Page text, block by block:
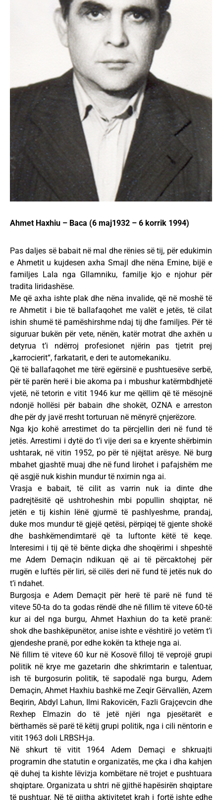
Ahmet Haxhiu – Baca (6 maj1932 – 6 korrik 1994)
Pas daljes së babait në mal dhe rënies së tij, për edukimin
e Ahmetit u kujdesen axha Smajl dhe nëna Emine, bijë e
familjes Lala nga Gllamniku, familje kjo e njohur për
tradita liridashëse.
Me që axha ishte plak dhe nëna invalide, që në moshë të
re Ahmetit i bie të ballafaqohet me valët e jetës, të cilat
ishin shumë të pamëshirshme ndaj tij dhe familjes. Për të
siguruar bukën për vete, nënën, katër motrat dhe axhën u
detyrua t’i ndërroj profesionet njërin pas tjetrit prej
„karrocierit“, farkatarit, e deri te automekaniku.
Që të ballafaqohet me tërë egërsinë e pushtuesëve serbë,
për të parën herë i bie akoma pa i mbushur katërmbdhjetë
vjetë, në tetorin e vitit 1946 kur me qëllim që të mësojnë
ndonjë hollësi për babain dhe shokët, OZNA e arreston
dhe për dy javë rresht torturuan në mënyrë çnjerëzore.
Nga kjo kohë arrestimet do ta përcjellin deri në fund të
jetës. Arrestimi i dytë do t’i vije deri sa e kryente shërbimin
ushtarak, në vitin 1952, po për të njëjtat arësye. Në burg
mbahet gjashtë muaj dhe në fund lirohet i pafajshëm me
që asgjë nuk kishin mundur të nxirnin nga ai.
Vrasja e babait, të cilit as varrin nuk ia dinte dhe
padrejtësitë që ushtroheshin mbi popullin shqiptar, në
jetën e tij kishin lënë gjurmë të pashlyeshme, prandaj,
duke mos mundur të gjejë qetësi, përpiqej të gjente shokë
dhe bashkëmendimtarë që ta luftonte këtë të keqe.
Interesimi i tij që të bënte diçka dhe shoqërimi i shpeshtë
me Adem Demaçin ndikuan që ai të përcaktohej për
rrugën e luftës për liri, së cilës deri në fund të jetës nuk do
t’i ndahet.
Burgosja e Adem Demaçit për herë të parë në fund të
viteve 50-ta do ta godas rëndë dhe në fillim të viteve 60-të
kur ai del nga burgu, Ahmet Haxhiun do ta ketë pranë:
shok dhe bashkëpunëtor, anise ishte e vështirë jo vetëm t’i
gjendeshe pranë, por edhe kokën ta ktheje nga ai.
Në fillim të viteve 60 kur në Kosovë filloj të veprojë grupi
politik në krye me gazetarin dhe shkrimtarin e talentuar,
ish të burgosurin politik, të sapodalë nga burgu, Adem
Demaçin, Ahmet Haxhiu bashkë me Zeqir Gërvallën, Azem
Beqirin, Abdyl Lahun, Ilmi Rakovicën, Fazli Grajçevcin dhe
Rexhep Elmazin do të jetë njëri nga pjesëtarët e
bërthamës së parë të këtij grupi politik, nga i cili nëntorin e
vitit 1963 doli LRBSH-ja.
Në shkurt të vitit 1964 Adem Demaçi e shkruajti
programin dhe statutin e organizatës, me çka i dha kahjen
që duhej ta kishte lëvizja kombëtare në trojet e pushtuara
shqiptare. Organizata u shtri në gjithë hapësirën shqiptare
të pushtuar. Në të gjitha aktivitetet krah i fortë ishte edhe